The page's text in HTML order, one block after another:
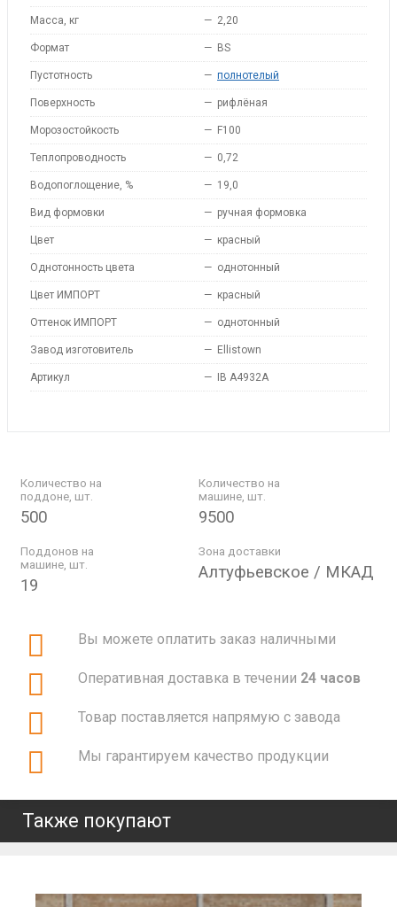
Масса, кг — 2,20
Формат — BS
Пустотность — полнотелый
Поверхность — рифлёная
Морозостойкость — F100
Теплопроводность — 0,72
Водопоглощение, % — 19,0
Вид формовки — ручная формовка
Цвет — красный
Однотонность цвета — однотонный
Цвет ИМПОРТ — красный
Оттенок ИМПОРТ — однотонный
Завод изготовитель — Ellistown
Артикул — IB A4932A
Количество на
поддоне, шт.
500
Количество на
машине, шт.
9500
Поддонов на
машине, шт.
19
Зона доставки
Алтуфьевское / МКАД
Вы можете оплатить заказ наличными
Оперативная доставка в течении 24 часов
Товар поставляется напрямую с завода
Мы гарантируем качество продукции
Также покупают